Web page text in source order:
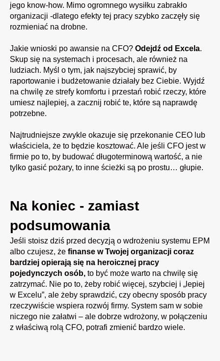
jego know-how. Mimo ogromnego wysiłku zabrakło
organizacji -dlatego efekty tej pracy szybko zaczęły się
rozmieniać na drobne.
Jakie wnioski po awansie na CFO? Odejdź od Excela.
Skup się na systemach i procesach, ale również na
ludziach. Myśl o tym, jak najszybciej sprawić, by
raportowanie i budżetowanie działały bez Ciebie. Wyjdź
na chwilę ze strefy komfortu i przestań robić rzeczy, które
umiesz najlepiej, a zacznij robić te, które są naprawdę
potrzebne.
Najtrudniejsze zwykle okazuje się przekonanie CEO lub
właściciela, że to będzie kosztować. Ale jeśli CFO jest w
firmie po to, by budować długoterminową wartość, a nie
tylko gasić pożary, to inne ścieżki są po prostu… głupie.
Na koniec - zamiast
podsumowania
Jeśli stoisz dziś przed decyzją o wdrożeniu systemu EPM
albo czujesz, że finanse w Twojej organizacji coraz
bardziej opierają się na heroicznej pracy
pojedynczych osób, to być może warto na chwilę się
zatrzymać. Nie po to, żeby robić więcej, szybciej i „lepiej
w Excelu”, ale żeby sprawdzić, czy obecny sposób pracy
rzeczywiście wspiera rozwój firmy. System sam w sobie
niczego nie załatwi – ale dobrze wdrożony, w połączeniu
z właściwą rolą CFO, potrafi zmienić bardzo wiele.